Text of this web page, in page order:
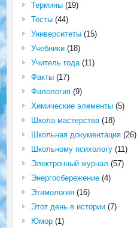
Термины(19)
Тесты(44)
Университеты(15)
Учебники(18)
Учитель года(11)
Факты(17)
Филология(9)
Химические элементы(5)
Школа мастерства(18)
Школьная документация(26)
Школьному психологу(11)
Электронный журнал (57)
Энергосбережение(4)
Этимология(16)
Этот день в истории(7)
Юмор(1)